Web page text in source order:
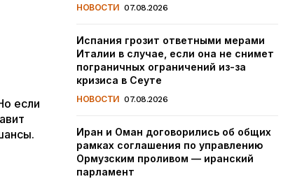
если
НОВОСТИ 07.08.2026
Испания грозит ответными мерами
Италии в случае, если она не снимет
пограничных ограничений из-за
кризиса в Сеуте
НОВОСТИ 07.08.2026
Иран и Оман договорились об общих
рамках соглашения по управлению
Ормузским проливом — иранский
парламент